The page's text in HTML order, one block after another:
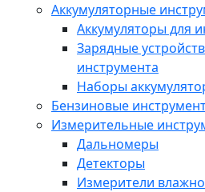
Аккумуляторные
Аккумуляторы для
Зарядные
инструмента
Наборы
Бензиновые
Измерительные
Дальномеры
Детекторы
Измерители